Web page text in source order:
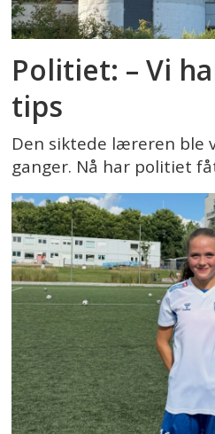
Politiet: – Vi
tips
Den siktede læreren ble
ganger. Nå har politiet